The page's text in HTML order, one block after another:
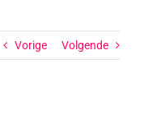
Vorige Volgende